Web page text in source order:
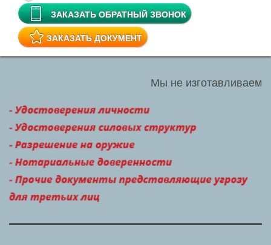
ЗАКАЗАТЬ ОБРАТНЫЙ ЗВОНОК
ЗАКАЗАТЬ ДОКУМЕНТ
Мы не изготавливаем